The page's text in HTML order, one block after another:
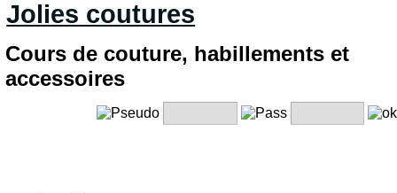
Jolies coutures
Cours de couture, habillements et
accessoires